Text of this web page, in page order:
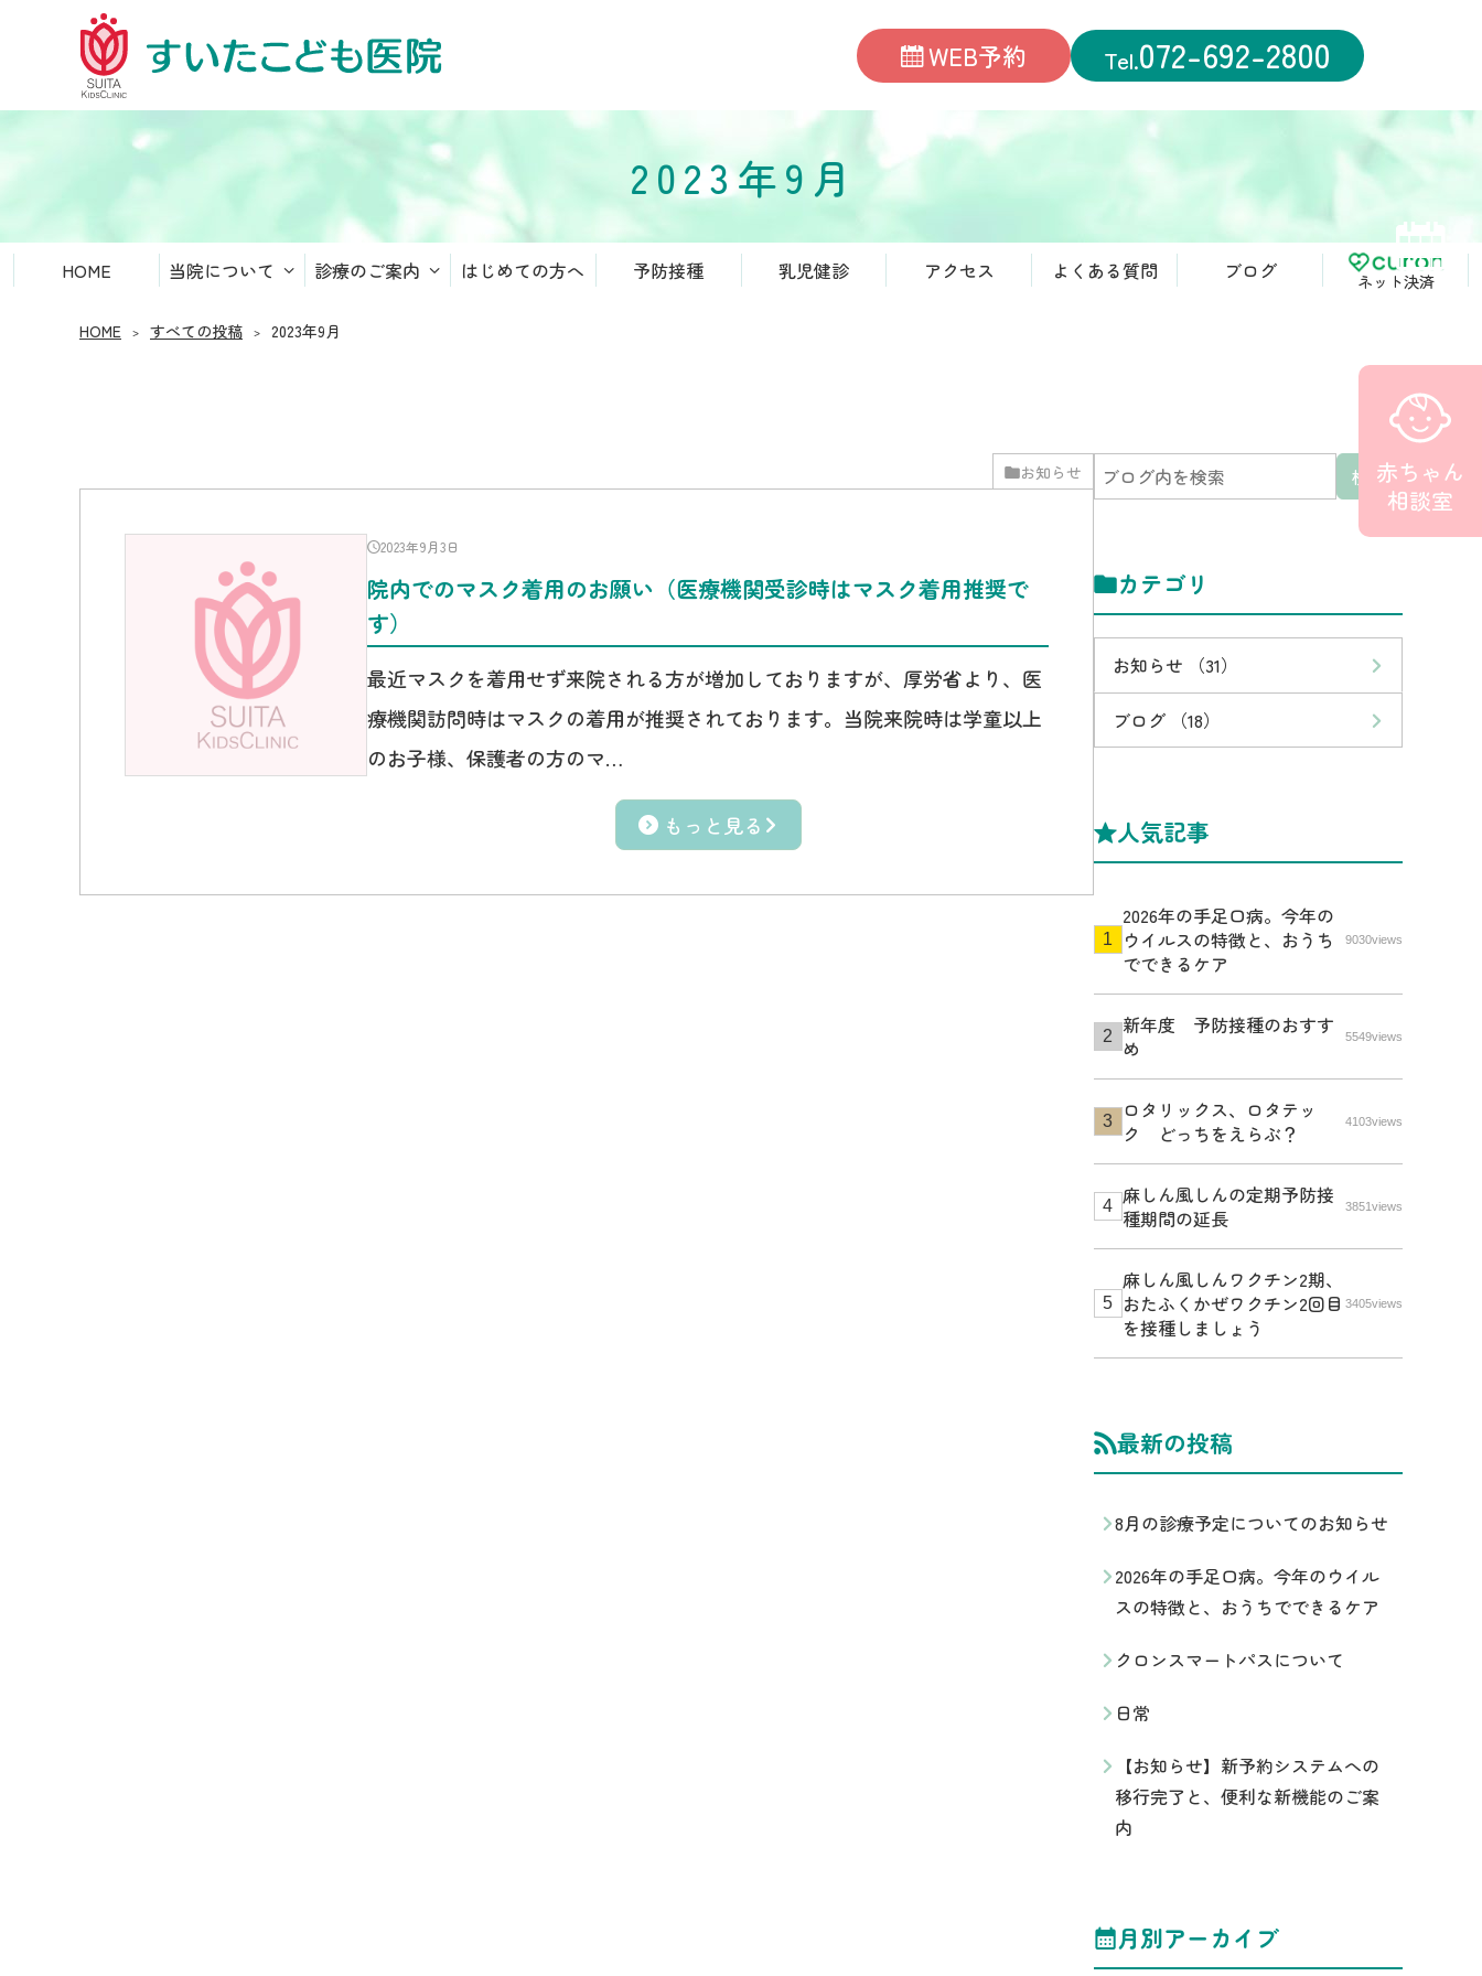
すいたこども医院
WEB予約 072-692-2800
2023年9月
HOME 当院について 診療のご案内 はじめての方へ 予防接種 乳児健診 アクセス よくある質問 ブログ ネット決済
赤ちゃん
相談室
HOME すべての投稿 2023年9月
お知らせ
2023年9月3日
院内でのマスク着用のお願い（医療機関受診時はマスク着用推奨で
す）
最近マスクを着用せず来院される方が増加しておりますが、厚労省より、医
療機関訪問時はマスクの着用が推奨されております。当院来院時は学童以上
のお子様、保護者の方のマ…
もっと見る
カテゴリ
お知らせ （31）
ブログ （18）
人気記事
2026年の手足口病。今年の
ウイルスの特徴と、おうち
でできるケア
9030views
新年度 予防接種のおすす
め
5549views
ロタリックス、ロタテッ
ク どっちをえらぶ？
4103views
麻しん風しんの定期予防接
種期間の延長
3851views
麻しん風しんワクチン2期、
おたふくかぜワクチン2回目
を接種しましょう
3405views
最新の投稿
8月の診療予定についてのお知らせ
2026年の手足口病。今年のウイル
スの特徴と、おうちでできるケア
クロンスマートパスについて
日常
【お知らせ】新予約システムへの
移行完了と、便利な新機能のご案
内
月別アーカイブ